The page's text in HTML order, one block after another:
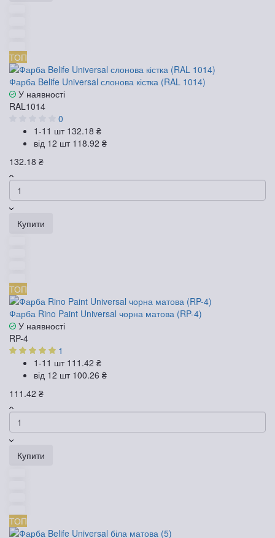
ТОП
Фарба Belife Universal слонова кістка (RAL 1014)
У наявності
RAL1014
0
1-11 шт 132.18 ₴
від 12 шт 118.92 ₴
132.18 ₴
Купити
ТОП
Фарба Rino Paint Universal чорна матова (RP-4)
У наявності
RP-4
1
1-11 шт 111.42 ₴
від 12 шт 100.26 ₴
111.42 ₴
Купити
ТОП